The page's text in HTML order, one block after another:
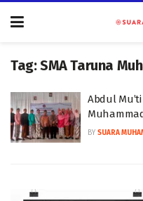
Tag:SMA Taruna
Abdul
BY SUARA